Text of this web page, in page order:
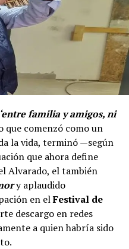
‘entre familia y amigos, ni
que comenzó como un
la vida, terminó —según
que ahora define
Alvarado, el también
y aplaudido
en elFestival de
descargo en redes
a quien habría sido